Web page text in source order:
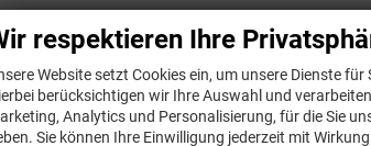
Ambientebeleuchtung im Fußraum, in der
Infotainment & Kommunikation
respektieren Ihre
Website setzt Cookies ein, um unsere Dienste für
berücksichtigen wir Ihre Auswahl und
Analytics und Personalisierung, für die Sie
Sie können Ihre Einwilligung jederzeit mit